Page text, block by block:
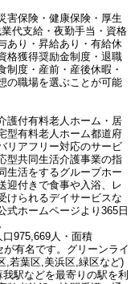
害保険・健康保険・厚生
代支給・夜勤手当・資格
あり・昇給あり・有給休
格獲得奨励金制度・退職
制度・産前・産後休暇・
の職場を選ぶことが可能
護付有料老人ホーム・居
型有料老人ホーム都道府
リアフリー対応のサービ
型共同生活介護事業の指
生活をするグループホー
迎付きで食事や入浴、レ
けられるデイサービスな
式ホームページより365日
975,669人・面積
有名です。グリーンライ
,若葉区,美浜区,緑区など)
駅などを最寄りの駅を利